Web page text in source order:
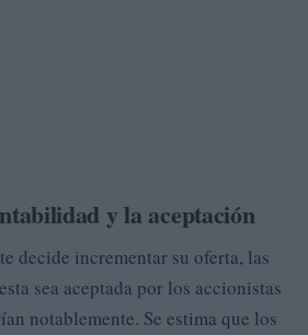
y la aceptación
decide incrementar su oferta, las
sea aceptada por los accionistas
notablemente. Se estima que los